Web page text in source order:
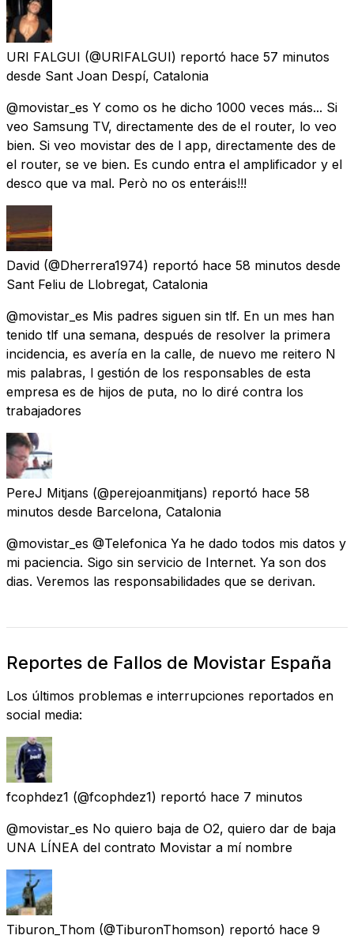
URI FALGUI (@URIFALGUI) reportó hace 57 minutos
desde Sant Joan Despí, Catalonia
@movistar_es Y como os he dicho 1000 veces más... Si
veo Samsung TV, directamente des de el router, lo veo
bien. Si veo movistar des de l app, directamente des de
el router, se ve bien. Es cundo entra el amplificador y el
desco que va mal. Però no os enteráis!!!
David (@Dherrera1974) reportó hace 58 minutos desde
Sant Feliu de Llobregat, Catalonia
@movistar_es Mis padres siguen sin tlf. En un mes han
tenido tlf una semana, después de resolver la primera
incidencia, es avería en la calle, de nuevo me reitero N
mis palabras, l gestión de los responsables de esta
empresa es de hijos de puta, no lo diré contra los
trabajadores
PereJ Mitjans (@perejoanmitjans) reportó hace 58
minutos desde Barcelona, Catalonia
@movistar_es @Telefonica Ya he dado todos mis datos y
mi paciencia. Sigo sin servicio de Internet. Ya son dos
dias. Veremos las responsabilidades que se derivan.
Reportes de Fallos de Movistar España
Los últimos problemas e interrupciones reportados en
social media:
fcophdez1 (@fcophdez1) reportó hace 7 minutos
@movistar_es No quiero baja de O2, quiero dar de baja
UNA LÍNEA del contrato Movistar a mí nombre
Tiburon_Thom (@TiburonThomson) reportó hace 9